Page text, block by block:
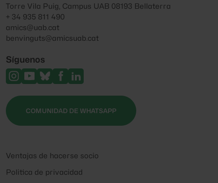
Torre Vila Puig, Campus UAB 08193 Bellaterra
+ 34 935 811 490
amics@uab.cat
benvinguts@amicsuab.cat
Síguenos
COMUNIDAD DE WHATSAPP
Ventajas de hacerse socio
Politica de privacidad